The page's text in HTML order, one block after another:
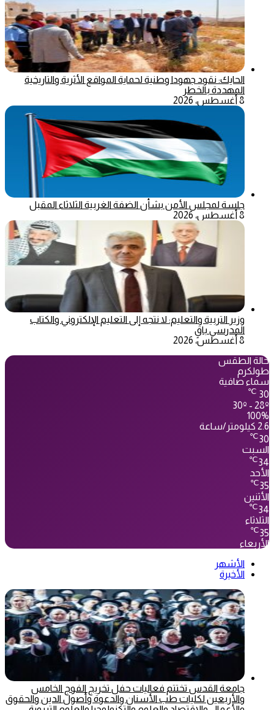
الحايك: نقود جهودا وطنية لحماية المواقع الأثرية والتاريخية
المهددة بالخطر
8 أغسطس، 2026
جلسة لمجلس الأمن بشأن الضفة الغربية الثلاثاء المقبل
8 أغسطس، 2026
وزير التربية والتعليم: لا نتجه إلى التعليم الإلكتروني والكتاب
المدرسي باقٍ
8 أغسطس، 2026
حالة الطقس
طولكرم
سماء صافية
30
℃
30º - 28º
100%
2.6 كيلومتر/ساعة
30
℃
السبت
34
℃
الأحد
35
℃
الأثنين
34
℃
الثلاثاء
35
℃
الأربعاء
الأشهر
الأخيرة
جامعة القدس تختتم فعاليات حفل تخريج الفوج الخامس
والأربعين لكليات طب الأسنان والدعوة وأصول الدين والحقوق